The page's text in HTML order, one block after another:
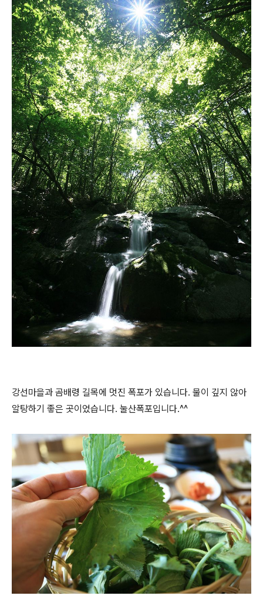
강선마을과 곰배령 길목에 멋진 폭포가 있습니다. 물이 깊지 않아
알탕하기 좋은 곳이었습니다. 눌산폭포입니다.^^